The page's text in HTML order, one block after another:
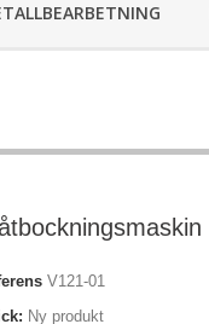
V121-01
Ny produkt